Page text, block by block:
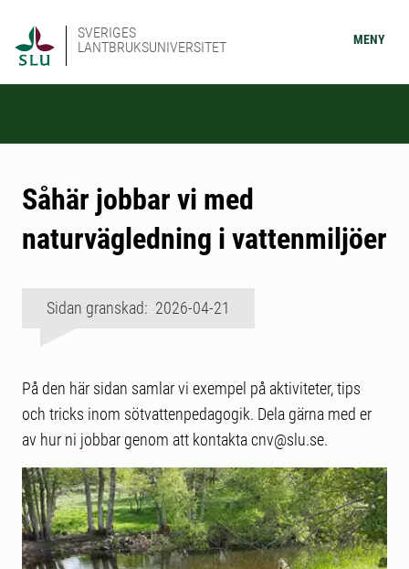
SVERIGES
LANTBRUKSUNIVERSITET
MENY
Såhär jobbar vi med
naturvägledning i vattenmiljöer
Sidan granskad: 2026-04-21
På den här sidan samlar vi exempel på aktiviteter, tips
och tricks inom sötvattenpedagogik. Dela gärna med er
av hur ni jobbar genom att kontakta cnv@slu.se.